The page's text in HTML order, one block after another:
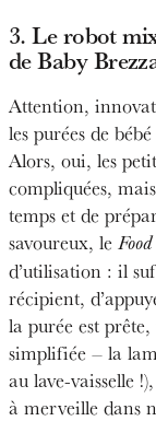
3. Le robot
deBaby
Attention,
les purées de
Alors, oui, les
compliquées,
temps et de
savoureux, le
d’utilisation : il
récipient,
la purée est
simplifiée – la
au lave-vaisselle
à merveille dans